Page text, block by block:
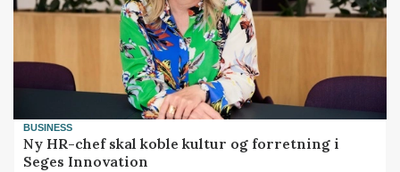
BUSINESS
Ny HR-chef skal koble kultur og forretning i
Seges Innovation